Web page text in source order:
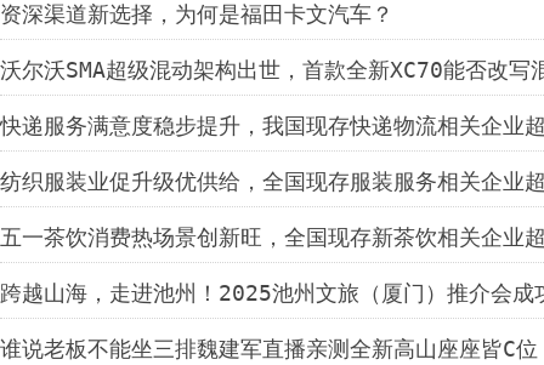
资深渠道新选择，为何是福田卡文汽车？
沃尔沃SMA超级混动架构出世，首款全新XC70能否改写
快递服务满意度稳步提升，我国现存快递物流相关企业
纺织服装业促升级优供给，全国现存服装服务相关企业
五一茶饮消费热场景创新旺，全国现存新茶饮相关企业
跨越山海，走进池州！2025池州文旅（厦门）推介会成
谁说老板不能坐三排魏建军直播亲测全新高山座座皆C位